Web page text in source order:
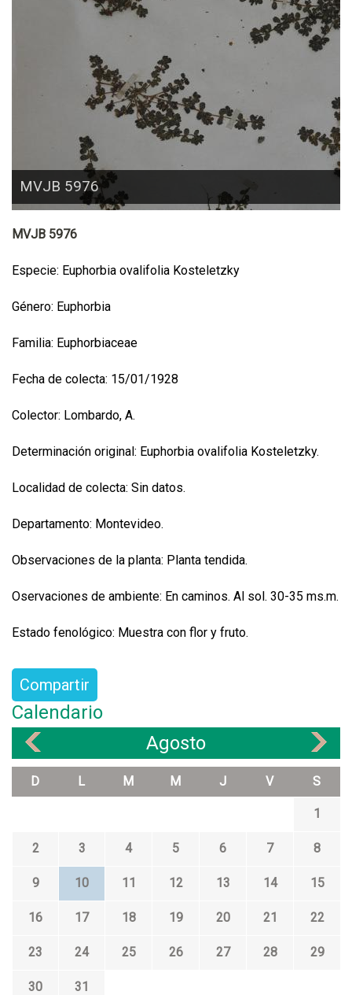
MVJB 5976
MVJB 5976
Especie: Euphorbia ovalifolia Kosteletzky
Género: Euphorbia
Familia: Euphorbiaceae
Fecha de colecta: 15/01/1928
Colector: Lombardo, A.
Determinación original: Euphorbia ovalifolia Kosteletzky.
Localidad de colecta: Sin datos.
Departamento: Montevideo.
Observaciones de la planta: Planta tendida.
Oservaciones de ambiente: En caminos. Al sol. 30-35 ms.m.
Estado fenológico: Muestra con flor y fruto.
Compartir
Calendario
Agosto
D L M M J V S
1
2 3 4 5 6 7 8
9 10 11 12 13 14 15
16 17 18 19 20 21 22
23 24 25 26 27 28 29
30
31